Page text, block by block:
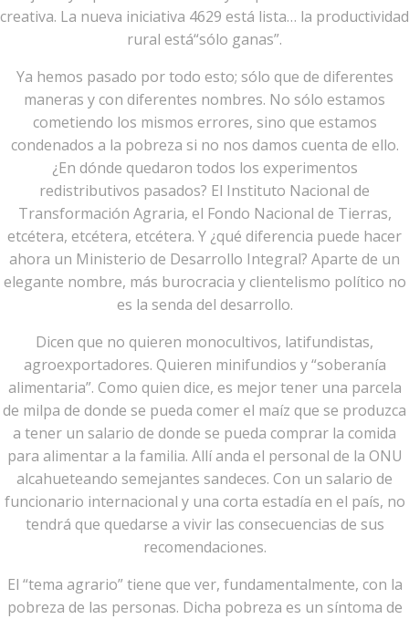
creativa. La nueva iniciativa 4629 está lista… la productividad
rural está“sólo ganas”.
Ya hemos pasado por todo esto; sólo que de diferentes
maneras y con diferentes nombres. No sólo estamos
cometiendo los mismos errores, sino que estamos
condenados a la pobreza si no nos damos cuenta de ello.
¿En dónde quedaron todos los experimentos
redistributivos pasados? El Instituto Nacional de
Transformación Agraria, el Fondo Nacional de Tierras,
etcétera, etcétera, etcétera. Y ¿qué diferencia puede hacer
ahora un Ministerio de Desarrollo Integral? Aparte de un
elegante nombre, más burocracia y clientelismo político no
es la senda del desarrollo.
Dicen que no quieren monocultivos, latifundistas,
agroexportadores. Quieren minifundios y “soberanía
alimentaria”. Como quien dice, es mejor tener una parcela
de milpa de donde se pueda comer el maíz que se produzca
a tener un salario de donde se pueda comprar la comida
para alimentar a la familia. Allí anda el personal de la ONU
alcahueteando semejantes sandeces. Con un salario de
funcionario internacional y una corta estadía en el país, no
tendrá que quedarse a vivir las consecuencias de sus
recomendaciones.
El “tema agrario” tiene que ver, fundamentalmente, con la
pobreza de las personas. Dicha pobreza es un síntoma de